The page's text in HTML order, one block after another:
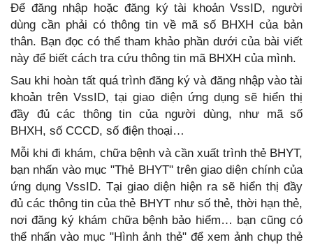
Để đăng nhập hoặc đăng ký tài khoản VssID, người
dùng cần phải có thông tin về mã số BHXH của bản
thân. Bạn đọc có thể tham khảo phần dưới của bài viết
này để biết cách tra cứu thông tin mã BHXH của mình.
Sau khi hoàn tất quá trình đăng ký và đăng nhập vào tài
khoản trên VssID, tại giao diện ứng dụng sẽ hiển thị
đầy đủ các thông tin của người dùng, như mã số
BHXH, số CCCD, số điện thoại…
Mỗi khi đi khám, chữa bệnh và cần xuất trình thẻ BHYT,
bạn nhấn vào mục "Thẻ BHYT" trên giao diện chính của
ứng dụng VssID. Tại giao diện hiện ra sẽ hiển thị đầy
đủ các thông tin của thẻ BHYT như số thẻ, thời hạn thẻ,
nơi đăng ký khám chữa bệnh bảo hiểm… bạn cũng có
thể nhấn vào mục "Hình ảnh thẻ" để xem ảnh chụp thẻ